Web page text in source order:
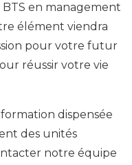
en management
élément viendra
pour votre futur
réussir votre vie
dispensée
des unités
notre équipe